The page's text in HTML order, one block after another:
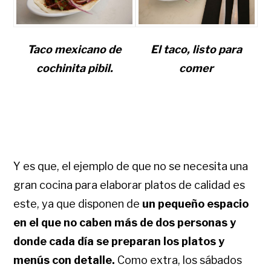
Taco mexicano de
cochinita pibil.
El taco, listo para
comer
Y es que, el ejemplo de que no se necesita una
gran cocina para elaborar platos de calidad es
este, ya que disponen de un pequeño espacio
en el que no caben más de dos personas y
donde cada día se preparan los platos y
menús con detalle. Como extra, los sábados